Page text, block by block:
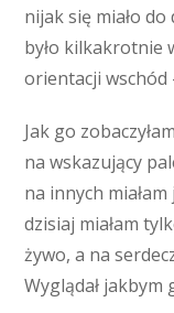
nijak się miało
było kilkakrotnie
orientacji wschód
Jak go
na wskazujący
na innych
dzisiaj miałam
żywo, a na
Wyglądał jakbym